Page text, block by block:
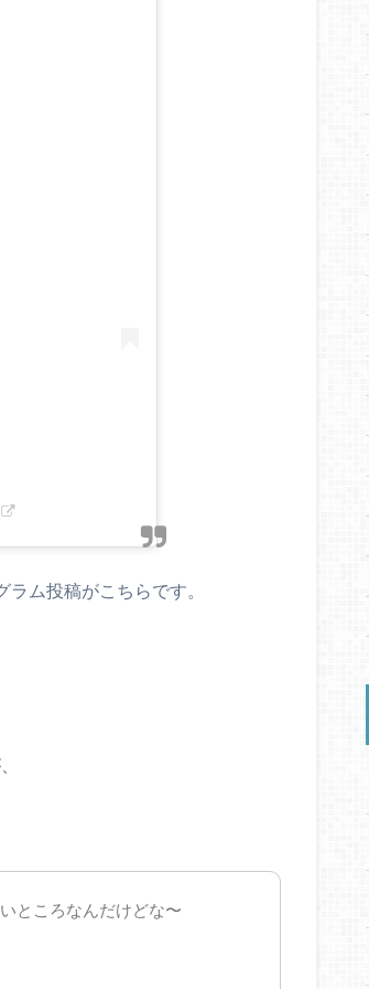
ム投稿がこちらです。
ところなんだけどな〜